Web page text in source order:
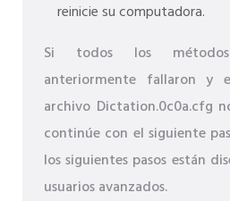
reinicie su computadora.
Si todos los métodos
anteriormente fallaron y
archivo Dictation.0c0a.cfg
continúe con el siguiente
los siguientes pasos están
usuarios avanzados.